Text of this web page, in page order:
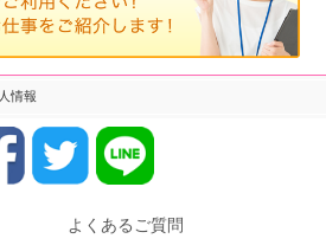
情報
よくあるご質問